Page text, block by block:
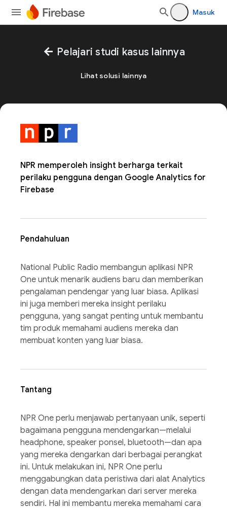
Masuk
arrow_back Pelajari studi kasus lainnya
Lihat solusi lainnya
NPR memperoleh insight berharga terkait
perilaku pengguna dengan Google Analytics for
Firebase
Pendahuluan
National Public Radio membangun aplikasi NPR
One untuk menarik audiens baru dan memberikan
pengalaman pendengar yang luar biasa. Aplikasi
ini juga memberi mereka insight perilaku
pengguna, yang sangat penting untuk membantu
tim produk memahami audiens mereka dan
membuat konten yang luar biasa.
Tantang
NPR One perlu menjawab pertanyaan unik, seperti
bagaimana pengguna mendengarkan—melalui
headphone, speaker ponsel, bluetooth—dan apa
yang mereka dengarkan dari berbagai perangkat
ini. Untuk melakukan ini, NPR One perlu
menggabungkan data peristiwa dari alat Analytics
dengan data mendengarkan dari server mereka
sendiri. Hal ini membantu mereka memahami cara